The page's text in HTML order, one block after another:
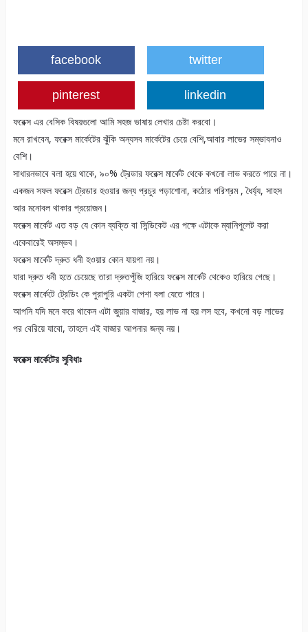
facebook twitter
pinterest linkedin
ফরেক্স এর বেসিক বিষয়গুলো আমি সহজ ভাষায় লেখার চেষ্টা করবো।
মনে রাখবেন, ফরেক্স মার্কেটের ঝুঁকি অন্যসব মার্কেটের চেয়ে বেশি,আবার লাভের সম্ভাবনাও
বেশি।
সাধারনভাবে বলা হয়ে থাকে, ৯০% ট্রেডার ফরেক্স মার্কেট থেকে কখনো লাভ করতে পারে না।
একজন সফল ফরেক্স ট্রেডার হওয়ার জন্য প্রচুর পড়াশোনা, কঠোর পরিশ্রম , ধৈর্য্য, সাহস
আর মনোবল থাকার প্রয়োজন।
ফরেক্স মার্কেট এত বড় যে কোন ব্যক্তি বা সিন্ডিকেট এর পক্ষে এটাকে ম্যানিপুলেট করা
একেবারেই অসম্ভব।
ফরেক্স মার্কেট দ্রুত ধনী হওয়ার কোন যায়গা নয়।
যারা দ্রুত ধনী হতে চেয়েছে তারা দ্রুতপুঁজি হারিয়ে ফরেক্স মার্কেট থেকেও হারিয়ে গেছে।
ফরেক্স মার্কেটে ট্রেডিং কে পুরাপুরি একটা পেশা বলা যেতে পারে।
আপনি যদি মনে করে থাকেন এটা জুয়ার বাজার, হয় লাভ না হয় লস হবে, কখনো বড় লাভের
পর বেরিয়ে যাবো, তাহলে এই বাজার আপনার জন্য নয়।
ফরেক্স মার্কেটের সুবিধাঃ